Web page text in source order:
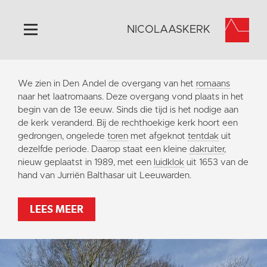
Home
Algemeen
Historie
Omgeving
Activiteiten
Steun ons
Contact
Vaktaal
NICOLAASKERK
We zien in Den Andel de overgang van het romaans
naar het laatromaans. Deze overgang vond plaats in het
begin van de 13e eeuw. Sinds die tijd is het nodige aan
de kerk veranderd. Bij de rechthoekige kerk hoort een
gedrongen, ongelede toren met afgeknot tentdak uit
dezelfde periode. Daarop staat een kleine dakruiter,
nieuw geplaatst in 1989, met een luidklok uit 1653 van de
hand van Jurriën Balthasar uit Leeuwarden.
LEES MEER